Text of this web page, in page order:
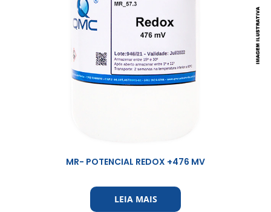
MR- POTENCIAL REDOX +476 MV
LEIA MAIS